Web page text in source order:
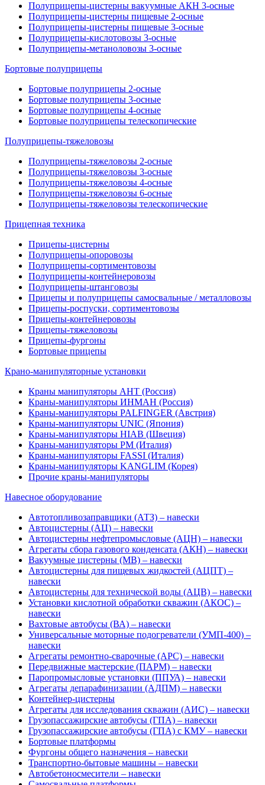
Полуприцепы-цистерны вакуумные АКН 3-осные
Полуприцепы-цистерны пищевые 2-осные
Полуприцепы-цистерны пищевые 3-осные
Полуприцепы-кислотовозы 3-осные
Полуприцепы-метаноловозы 3-осные
Бортовые полуприцепы
Бортовые полуприцепы 2-осные
Бортовые полуприцепы 3-осные
Бортовые полуприцепы 4-осные
Бортовые полуприцепы телескопические
Полуприцепы-тяжеловозы
Полуприцепы-тяжеловозы 2-осные
Полуприцепы-тяжеловозы 3-осные
Полуприцепы-тяжеловозы 4-осные
Полуприцепы-тяжеловозы 6-осные
Полуприцепы-тяжеловозы телескопические
Прицепная техника
Прицепы-цистерны
Полуприцепы-опоровозы
Полуприцепы-сортиментовозы
Полуприцепы-контейнеровозы
Полуприцепы-штанговозы
Прицепы и полуприцепы самосвальные / металловозы
Прицепы-роспуски, сортиментовозы
Прицепы-контейнеровозы
Прицепы-тяжеловозы
Прицепы-фургоны
Бортовые прицепы
Крано-манипуляторные установки
Краны манипуляторы АНТ (Россия)
Краны-манипуляторы ИНМАН (Россия)
Краны-манипуляторы PALFINGER (Австрия)
Краны-манипуляторы UNIC (Япония)
Краны-манипуляторы HIAB (Швеция)
Краны-манипуляторы PM (Италия)
Краны-манипуляторы FASSI (Италия)
Краны-манипуляторы KANGLIM (Корея)
Прочие краны-манипуляторы
Навесное оборудование
Автотопливозаправщики (АТЗ) – навески
Автоцистерны (АЦ) – навески
Автоцистерны нефтепромысловые (АЦН) – навески
Агрегаты сбора газового конденсата (АКН) – навески
Вакуумные цистерны (МВ) – навески
Автоцистерны для пищевых жидкостей (АЦПТ) –
навески
Автоцистерны для технической воды (АЦВ) – навески
Установки кислотной обработки скважин (АКОС) –
навески
Вахтовые автобусы (ВА) – навески
Универсальные моторные подогреватели (УМП-400) –
навески
Агрегаты ремонтно-сварочные (АРС) – навески
Передвижные мастерские (ПАРМ) – навески
Паропромысловые установки (ППУА) – навески
Агрегаты депарафинизации (АДПМ) – навески
Контейнер-цистерны
Агрегаты для исследования скважин (АИС) – навески
Грузопассажирские автобусы (ГПА) – навески
Грузопассажирские автобусы (ГПА) с КМУ – навески
Бортовые платформы
Фургоны общего назначения – навески
Транспортно-бытовые машины – навески
Автобетоносмесители – навески